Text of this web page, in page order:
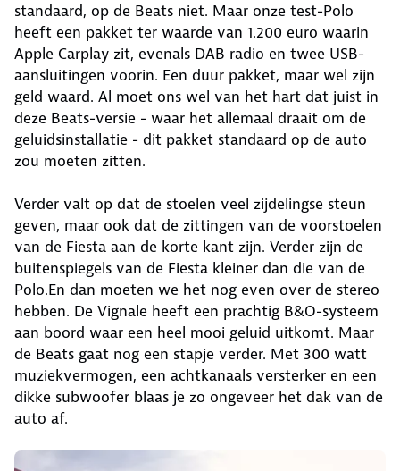
standaard, op de Beats niet. Maar onze test-Polo
heeft een pakket ter waarde van 1.200 euro waarin
Apple Carplay zit, evenals DAB radio en twee USB-
aansluitingen voorin. Een duur pakket, maar wel zijn
geld waard. Al moet ons wel van het hart dat juist in
deze Beats-versie - waar het allemaal draait om de
geluidsinstallatie - dit pakket standaard op de auto
zou moeten zitten.
Verder valt op dat de stoelen veel zijdelingse steun
geven, maar ook dat de zittingen van de voorstoelen
van de Fiesta aan de korte kant zijn. Verder zijn de
buitenspiegels van de Fiesta kleiner dan die van de
Polo.En dan moeten we het nog even over de stereo
hebben. De Vignale heeft een prachtig B&O-systeem
aan boord waar een heel mooi geluid uitkomt. Maar
de Beats gaat nog een stapje verder. Met 300 watt
muziekvermogen, een achtkanaals versterker en een
dikke subwoofer blaas je zo ongeveer het dak van de
auto af.